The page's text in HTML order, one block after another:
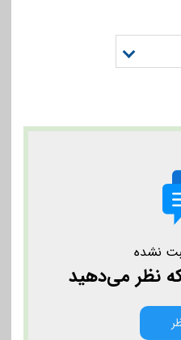
نشده
نظر می‌دهید